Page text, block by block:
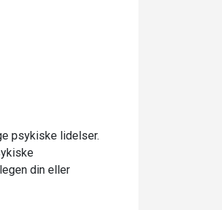
psykiske lidelser.
din eller